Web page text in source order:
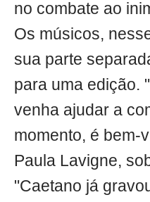
no combate ao
Os músicos,
sua parte
para uma edição.
venha ajudar a
momento, é bem-
Paula Lavigne,
"Caetano já